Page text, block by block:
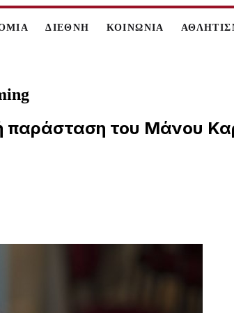
ΔΙΕΘΝΗ ΚΟΙΝΩΝΙΑ
παράσταση του Μάνου